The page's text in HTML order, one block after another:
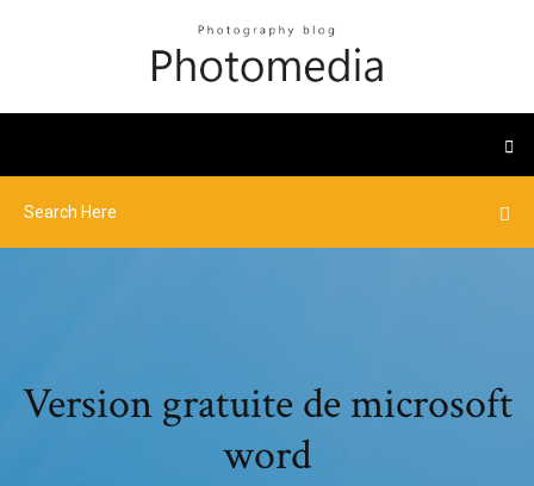
Version gratuite de microsoft
word